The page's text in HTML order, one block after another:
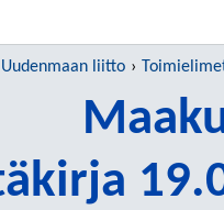
Uudenmaan liitto